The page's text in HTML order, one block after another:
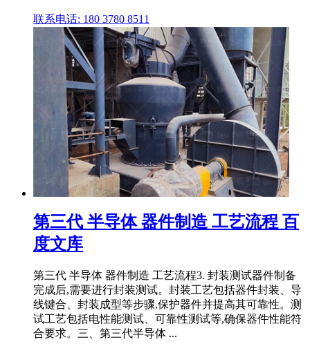
联系电话: 180 3780 8511
第三代 半导体 器件制造 工艺流程 百
度文库
第三代 半导体 器件制造 工艺流程3. 封装测试器件制备
完成后,需要进行封装测试。封装工艺包括器件封装、导
线键合、封装成型等步骤,保护器件并提高其可靠性。测
试工艺包括电性能测试、可靠性测试等,确保器件性能符
合要求。三、第三代半导体 ...